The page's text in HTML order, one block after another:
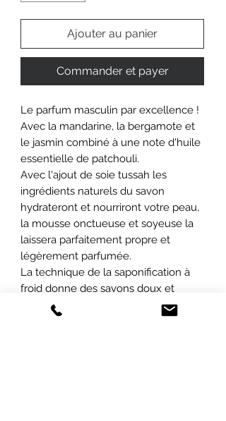
Ajouter au panier
Commander et payer
Le parfum masculin par excellence !
Avec la mandarine, la bergamote et
le jasmin combiné à une note d'huile
essentielle de patchouli.
Avec l'ajout de soie tussah les
ingrédients naturels du savon
hydrateront et nourriront votre peau,
la mousse onctueuse et soyeuse la
laissera parfaitement propre et
légèrement parfumée.
La technique de la saponification à
froid donne des savons doux et
hydratants et préserve les propriétés
bienfaisante des huiles.